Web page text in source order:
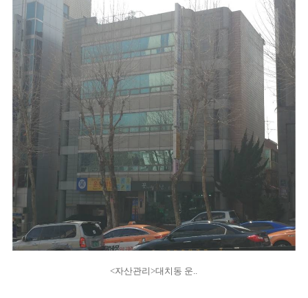
<자산관리>대치동 운..